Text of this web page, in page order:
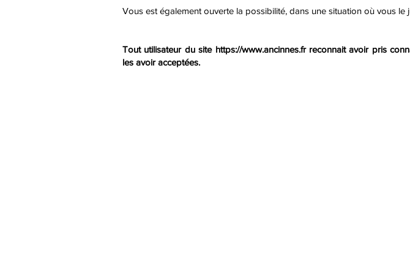
Vous est également ouverte la possibilité, dans une situation où vous
Tout utilisateur du site https://www.ancinnes.frreconnait avoir pris
les avoir acceptées.